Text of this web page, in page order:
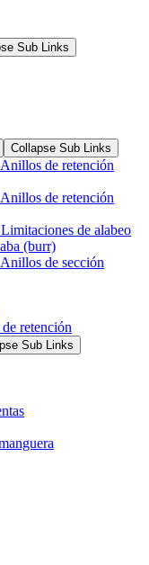
Sub Links
Collapse Sub Links
de retención
de retención
de alabeo
(burr)
de sección
retención
Sub Links